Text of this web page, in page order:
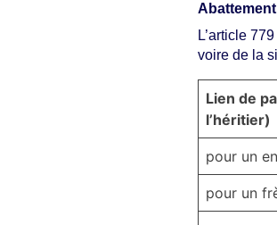
L’article
voire de la
Lien de
l’héritier)
pour un
pour un